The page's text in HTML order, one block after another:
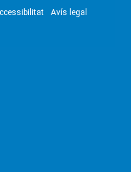
Avís legal